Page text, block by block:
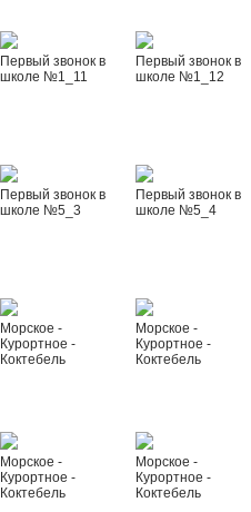
Первый звонок в
школе №1_11
Первый звонок в
школе №1_12
Первый звонок в
школе №5_3
Первый звонок в
школе №5_4
Морское -
Курортное -
Коктебель
Морское -
Курортное -
Коктебель
Морское -
Курортное -
Коктебель
Морское -
Курортное -
Коктебель